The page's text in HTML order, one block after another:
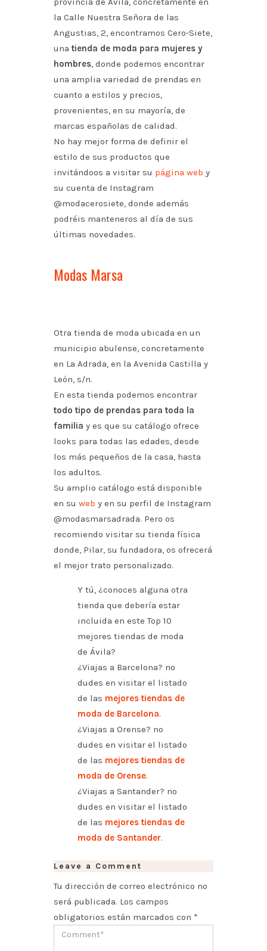
la Calle Nuestra Señora de las
Angustias, 2, encontramos Cero-Siete,
una tienda de moda para mujeres y
hombres, donde podemos encontrar
una amplia variedad de prendas en
cuanto a estilos y precios,
provenientes, en su mayoría, de
marcas españolas de calidad.
No hay mejor forma de definir el
estilo de sus productos que
invitándoos a visitar su página web y
su cuenta de Instagram
@modacerosiete, donde además
podréis manteneros al día de sus
últimas novedades.
Modas Marsa
Otra tienda de moda ubicada en un
municipio abulense, concretamente
en La Adrada, en la Avenida Castilla y
León, s/n.
En esta tienda podemos encontrar
todo tipo de prendas para toda la
familia y es que su catálogo ofrece
looks para todas las edades, desde
los más pequeños de la casa, hasta
los adultos.
Su amplio catálogo está disponible
en su web y en su perfil de Instagram
@modasmarsadrada. Pero os
recomiendo visitar su tienda física
donde, Pilar, su fundadora, os ofrecerá
el mejor trato personalizado.
Y tú, ¿conoces alguna otra
tienda que debería estar
incluida en este Top 10
mejores tiendas de moda
de Ávila?
¿Viajas a Barcelona? no
dudes en visitar el listado
de las mejores tiendas de
moda de Barcelona.
¿Viajas a Orense? no
dudes en visitar el listado
de las mejores tiendas de
moda de Orense.
¿Viajas a Santander? no
dudes en visitar el listado
de las mejores tiendas de
moda de Santander.
Leave a Comment
Tu dirección de correo electrónico no
será publicada. Los campos
obligatorios están marcados con *